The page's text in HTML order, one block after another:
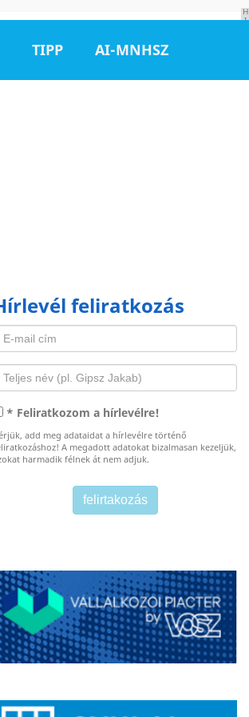
H
I
TIPP AI-MNHSZ
feliratkozás
* Feliratkozom a hírlevélre!
add meg adataidat a hírlevélre történő
A megadott adatokat bizalmasan kezeljük,
harmadik félnek át nem adjuk.